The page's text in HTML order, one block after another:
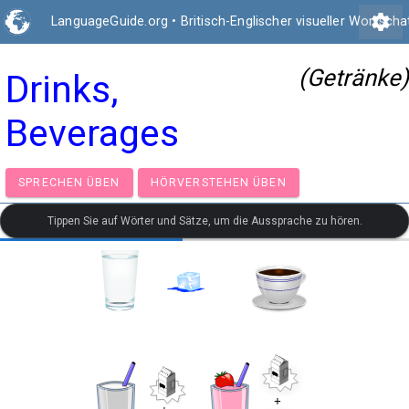
LanguageGuide.org • Britisch-Englischer visueller settings
Drinks,
Beverages
(Getränke)
SPRECHEN ÜBEN HÖRVERSTEHEN ÜBEN
Tippen Sie auf Wörter und Sätze, um die Aussprache zu hören.